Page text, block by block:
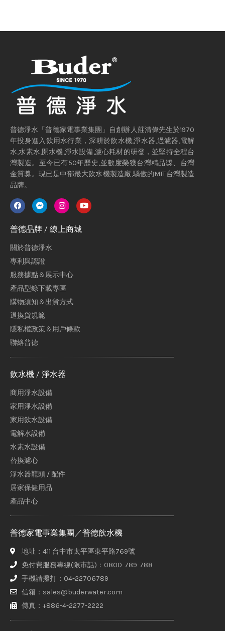
普德淨水「普德家電事業集團」自創辦人莊清偉先生於1970
年投身進入飲用水行業，深耕於飲水機,淨水器,過濾器,電解
水,水素水,開水機,淨水設備,濾心耗材的研發，並堅持全程台
灣製造。至今已有50年歷史,並數度榮獲台灣精品獎、台灣
金質獎。現已是中部最大飲水機製造廠,驕傲的MIT台灣製造
品牌。
普德品牌 / 線上商城
關於普德淨水
專利與認證
服務據點＆展示中心
產品型錄下載專區
購物須知＆出貨方式
退換貨規範
隱私權政策＆用戶條款
聯絡普德
飲水機 / 淨水器
商用淨水設備
家用淨水設備
家用飲水設備
電解水設備
水素水設備
替換濾心
淨水器龍頭 / 配件
居家保健用品
產品中心
普德家電事業集團／普德飲水機
地址：411 台中市太平區東平路769號
免付費服務專線(限市話)：0800-789-788
手機請撥打：04-22706789
信箱：sales@buderwater.com
傳真：+886-4-2277-2222